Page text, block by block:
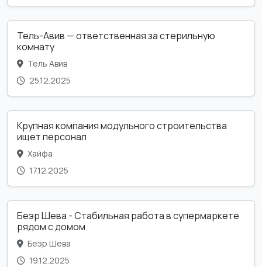
Тель-Авив — ответственная за стерильную
комнату
Тель Авив
25.12.2025
Крупная компания модульного строительства
ищет персонал
Хайфа
17.12.2025
Беэр Шева - Стабильная работа в супермаркете
рядом с домом
Беэр Шева
19.12.2025